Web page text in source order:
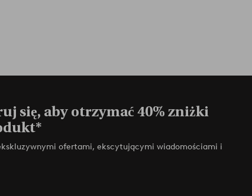
się, aby otrzymać 40% zniżki
ofertami, ekscytującymi wiadomościami i